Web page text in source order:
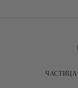
ЧАСТИЦА